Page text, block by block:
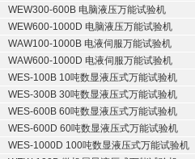
WEW300-600B 电脑液压万能试验机
WEW600-1000D 电脑液压万能试验机
WAW100-1000B 电液伺服万能试验机
WAW600-1000D 电液伺服万能试验机
WES-100B 10吨数显液压式万能试验机
WES-300B 30吨数显液压式万能试验机
WES-600B 60吨数显液压式万能试验机
WES-600D 60吨数显液压式万能试验机
WES-1000D 100吨数显液压式万能试验机